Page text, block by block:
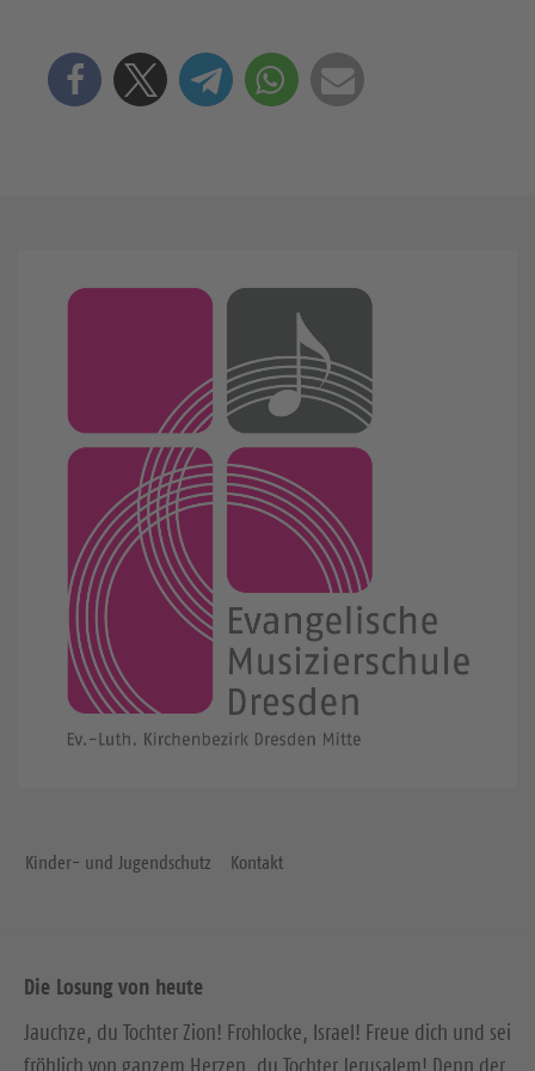
Kinder- und Jugendschutz Kontakt
Die Losung von heute
Jauchze, du Tochter Zion! Frohlocke, Israel! Freue dich und sei